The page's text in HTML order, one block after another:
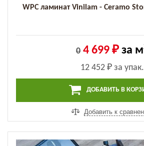
WPC ламинат Vinilam - Ceramo
0 4 699 ₽ за м
12 452 ₽за упак.
ДОБАВИТЬ В
Добавить к